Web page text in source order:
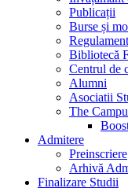
Publicații
Burse și
Bibliotecă
Centrul de
Alumni
Asociatii
The
Admitere
Preinscriere
Arhivă
Finalizare Studii